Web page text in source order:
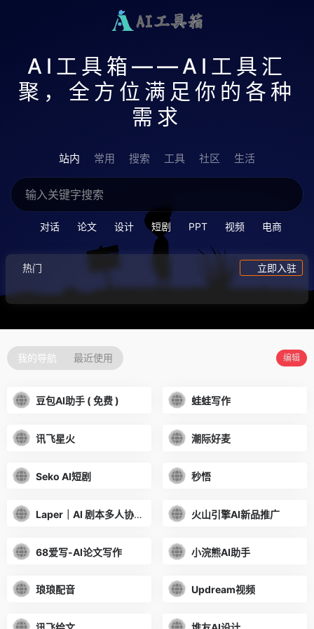
AI工具箱——AI工具汇
聚，全方位满足你的各种
需求
站内 常用 搜索 工具 社区 生活
对话 论文 设计 短剧 PPT 视频 电商
热门 立即入驻
我的导航 最近使用 编辑
豆包AI助手 ( 免费 ) 蛙蛙写作
讯飞星火 潮际好麦
Seko AI短剧 秒悟
Laper｜AI 剧本多人协作平台 火山引擎AI新品推广
68爱写-AI论文写作 小浣熊AI助手
琅琅配音 Updream视频